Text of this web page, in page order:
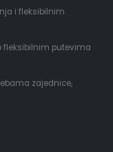
i fleksibilnim
fleksibilnim putevima
zajednice,